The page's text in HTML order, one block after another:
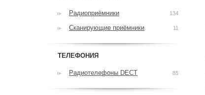
Радиоприёмники 134
Сканирующие приёмники 11
ТЕЛЕФОНИЯ
Радиотелефоны DECT 85